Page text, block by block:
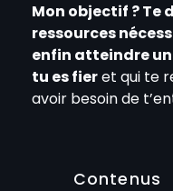
Mon objectif ? Te
ressources
enfin atteindre
tu es fieret qui te
avoir besoin de
Contenus